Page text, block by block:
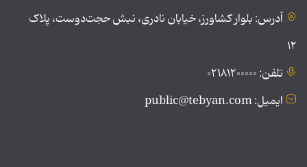
آدرس: بلوار کشاورز، خیابان نادری، نبش حجت‌دوست، پلاک
۱۲
تلفن: ۰۲۱۸۱۲۰۰۰۰۰
ایمیل: public@tebyan.com